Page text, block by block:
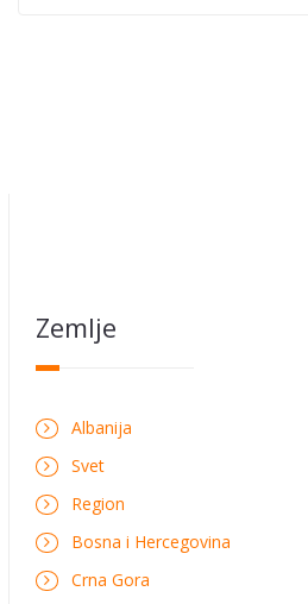
Zemlje
Albanija
Svet
Region
Bosna i Hercegovina
Crna Gora